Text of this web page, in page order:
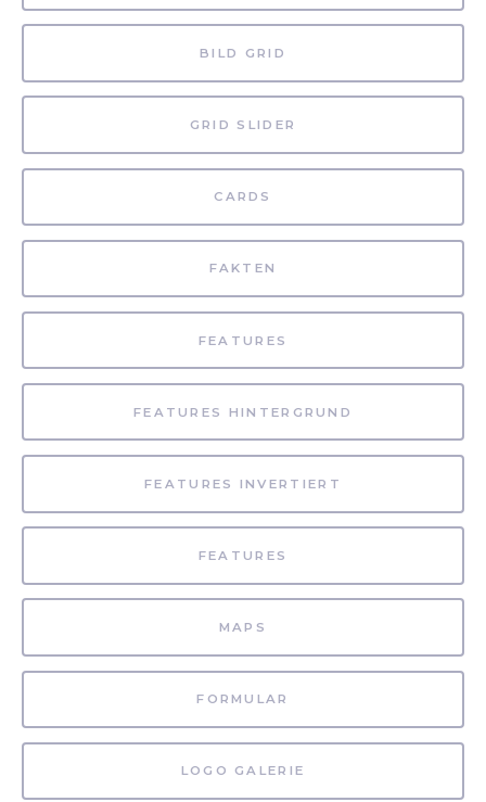
BILD GRID
GRID SLIDER
CARDS
FAKTEN
FEATURES
FEATURES HINTERGRUND
FEATURES INVERTIERT
FEATURES
MAPS
FORMULAR
LOGO GALERIE